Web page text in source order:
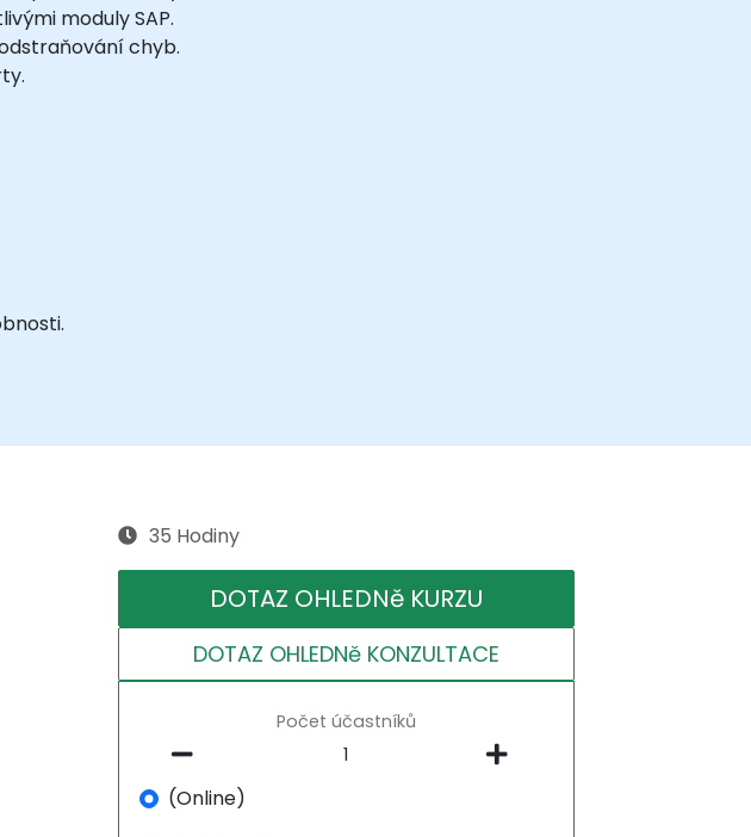
moduly SAP.
chyb.
35 Hodiny
DOTAZ OHLEDNě KURZU
DOTAZ OHLEDNě KONZULTACE
Počet účastníků
(Online)